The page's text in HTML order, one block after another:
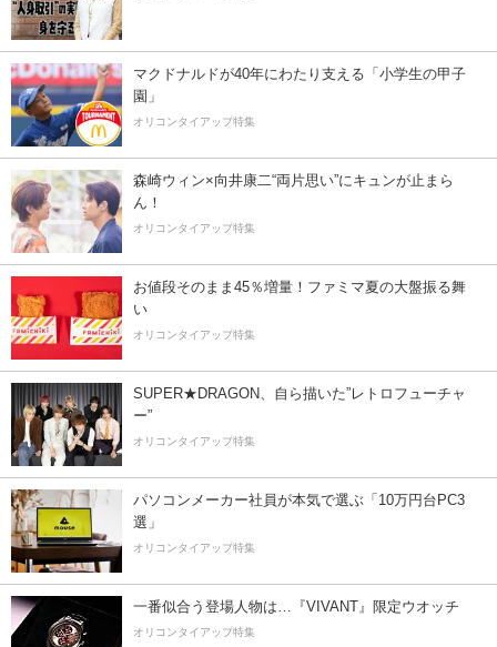
マクドナルドが40年にわたり支える「小学生の甲子
園」
オリコンタイアップ特集
森崎ウィン×向井康二“両片思い”にキュンが止まら
ん！
オリコンタイアップ特集
お値段そのまま45％増量！ファミマ夏の大盤振る舞
い
オリコンタイアップ特集
SUPER★DRAGON、自ら描いた”レトロフューチャ
ー”
オリコンタイアップ特集
パソコンメーカー社員が本気で選ぶ「10万円台PC3
選」
オリコンタイアップ特集
一番似合う登場人物は…『VIVANT』限定ウオッチ
オリコンタイアップ特集